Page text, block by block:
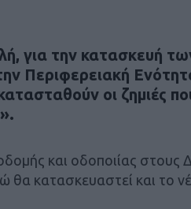
για την κατασκευή
Περιφερειακή
οι ζημιές
και οδοποιίας στους
θα κατασκευαστεί και το